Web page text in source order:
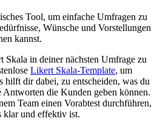
Tool, um einfache Umfragen zu
Wünsche und Vorstellungen
kannst.
Skala in deiner nächsten Umfrage zu
Likert Skala-Template, um
hilft dir dabei, zu entscheiden, was du
Antworten die Kunden geben können.
Team einen Vorabtest durchführen,
klar und effektiv ist.